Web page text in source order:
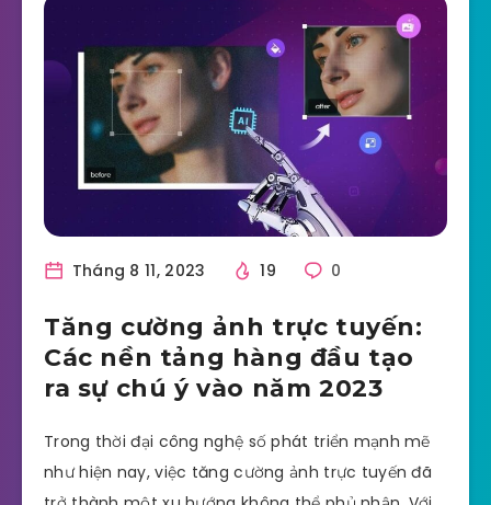
Tháng 8 11, 2023 19 0
Tăng cường ảnh trực tuyến:
Các nền tảng hàng đầu tạo
ra sự chú ý vào năm 2023
Trong thời đại công nghệ số phát triển mạnh mẽ
như hiện nay, việc tăng cường ảnh trực tuyến đã